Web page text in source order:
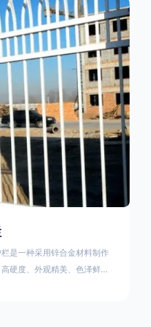
少人员不小心碰触锌钢草坪护
筑为砖砌或混凝土浇筑奠定
是一种采用锌合金材料制作
硬度、外观精美、色泽鲜艳